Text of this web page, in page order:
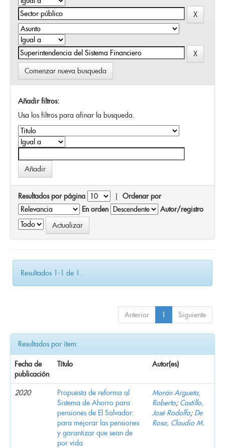
Comenzar nueva busqueda
Añadir filtros:
Usa los filtros para afinar la busqueda.
Resultados por página | Ordenar por
En orden
Autor/registro
Resultados 1-1 de 1.
Anterior 1 Siguiente
Resultados por ítem:
Fecha de
publicación
Título Autor(es)
2020
Propuesta de reforma al
Sistema de Ahorro para
pensiones de El Salvador:
para mejorar las pensiones
y garantizar que sean de
por vida
Morán Argueta,
Roberto; Castillo,
José Rodolfo; De
Rosa, Claudio M.